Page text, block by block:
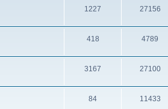
1227 27156
418 4789
3167 27100
84 11433